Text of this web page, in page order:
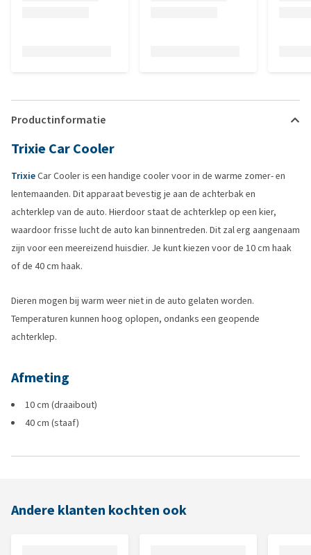
Productinformatie
Trixie Car Cooler
TrixieCar Cooler is een handige cooler voor in de warme zomer- en
lentemaanden. Dit apparaat bevestig je aan de achterbak en
achterklep van de auto. Hierdoor staat de achterklep op een kier,
waardoor frisse lucht de auto kan binnentreden. Dit zal erg aangenaam
zijn voor een meereizend huisdier. Je kunt kiezen voor de 10 cm haak
of de 40 cm haak.
Dieren mogen bij warm weer niet in de auto gelaten worden.
Temperaturen kunnen hoog oplopen, ondanks een geopende
achterklep.
Afmeting
10 cm (draaibout)
40 cm (staaf)
Andere klanten kochten ook